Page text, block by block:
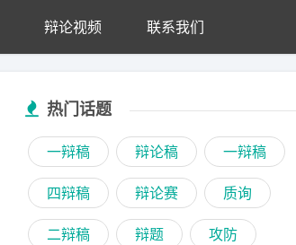
辩论视频 联系我们
热门话题
一辩稿 辩论稿 一辩稿
四辩稿 辩论赛 质询
二辩稿 辩题 攻防